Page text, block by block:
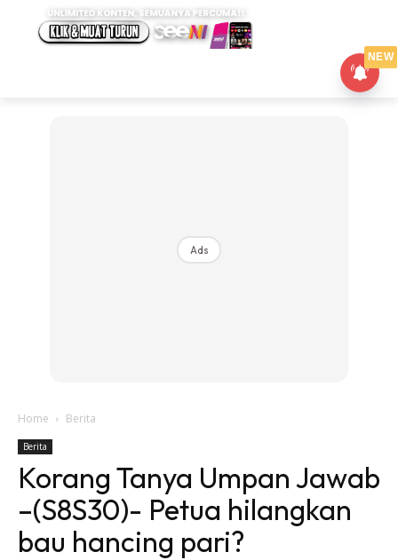
Ads
Home Berita
Berita
Korang Tanya Umpan Jawab
–(S8S30)- Petua hilangkan
bau hancing pari?
NEW